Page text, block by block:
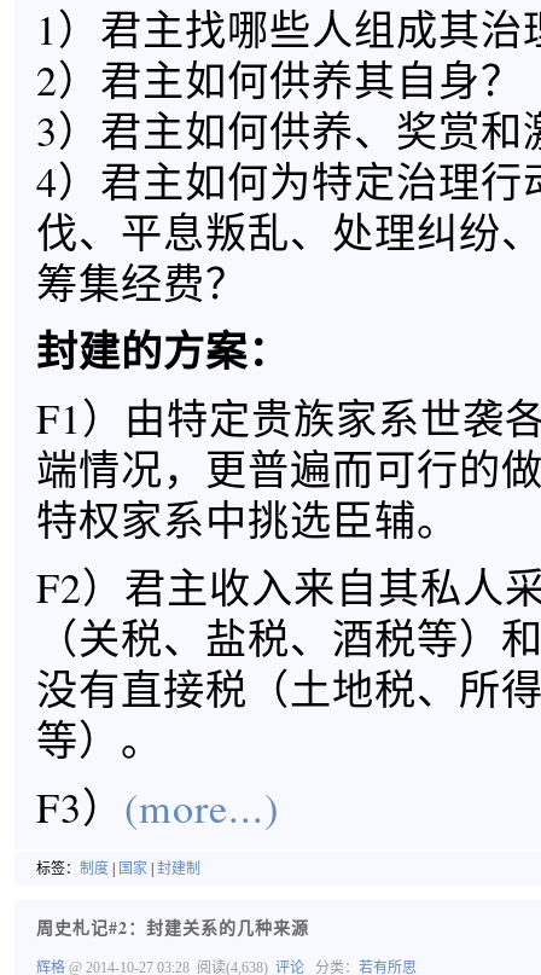
1）君主找哪些人组成其治
2）君主如何供养其自身？
3）君主如何供养、奖赏和
4）君主如何为特定治理行
伐、平息叛乱、处理纠纷
筹集经费？
封建的方案：
F1）由特定贵族家系世袭
端情况，更普遍而可行的
特权家系中挑选臣辅。
F2）君主收入来自其私人
（关税、盐税、酒税等）
没有直接税（土地税、所
等）。
F3） (more...)
标签： 制度 国家 封建制
周史札记#2：封建关系的几种来源
辉格 @ 2014-10-27 03:28 阅读(4,638) 评论 分类： 若有所思